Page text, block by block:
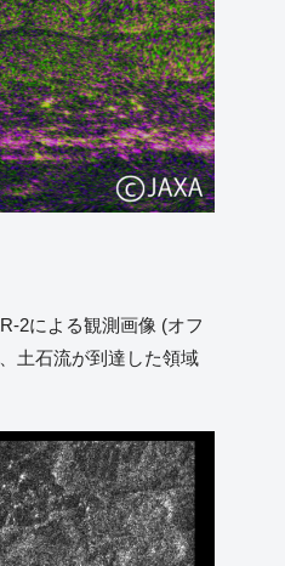
2による観測画像 (オフ
土石流が到達した領域